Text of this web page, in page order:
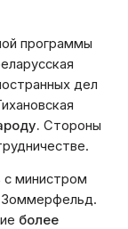
программы
дел
Стороны
министром
Зоммерфельд.
более